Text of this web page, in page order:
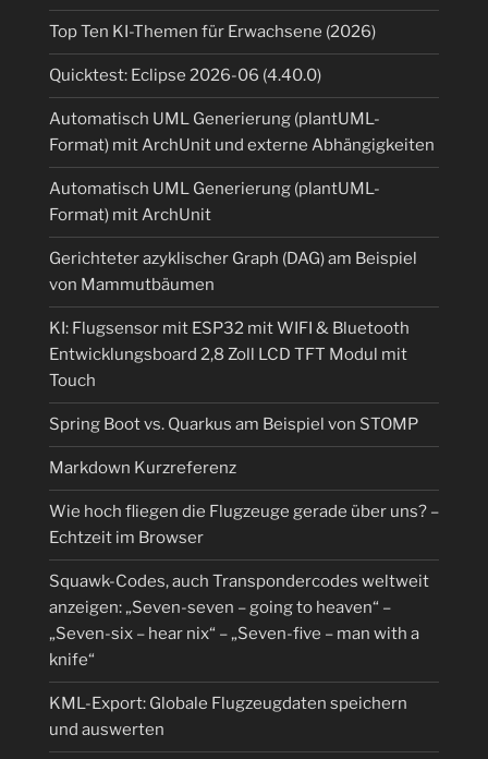
Top Ten KI-Themen für Erwachsene (2026)
Quicktest: Eclipse 2026-06 (4.40.0)
Automatisch UML Generierung (plantUML-
Format) mit ArchUnit und externe Abhängigkeiten
Automatisch UML Generierung (plantUML-
Format) mit ArchUnit
Gerichteter azyklischer Graph (DAG) am Beispiel
von Mammutbäumen
KI: Flugsensor mit ESP32 mit WIFI & Bluetooth
Entwicklungsboard 2,8 Zoll LCD TFT Modul mit
Touch
Spring Boot vs. Quarkus am Beispiel von STOMP
Markdown Kurzreferenz
Wie hoch fliegen die Flugzeuge gerade über uns? –
Echtzeit im Browser
Squawk-Codes, auch Transpondercodes weltweit
anzeigen: „Seven-seven – going to heaven“ –
„Seven-six – hear nix“ – „Seven-five – man with a
knife“
KML-Export: Globale Flugzeugdaten speichern
und auswerten